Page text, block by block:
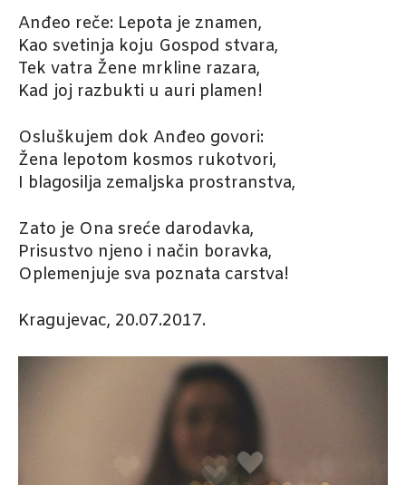
Anđeo reče: Lepota je znamen,
Kao svetinja koju Gospod stvara,
Tek vatra Žene mrkline razara,
Kad joj razbukti u auri plamen!
Osluškujem dok Anđeo govori:
Žena lepotom kosmos rukotvori,
I blagosilja zemaljska prostranstva,
Zato je Ona sreće darodavka,
Prisustvo njeno i način boravka,
Oplemenjuje sva poznata carstva!
Kragujevac, 20.07.2017.